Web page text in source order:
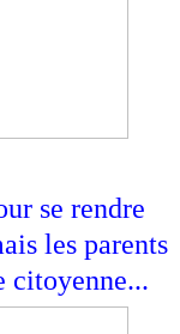
se rendre
les parents
citoyenne...